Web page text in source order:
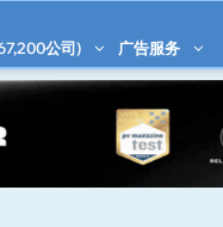
公司) 广告服务